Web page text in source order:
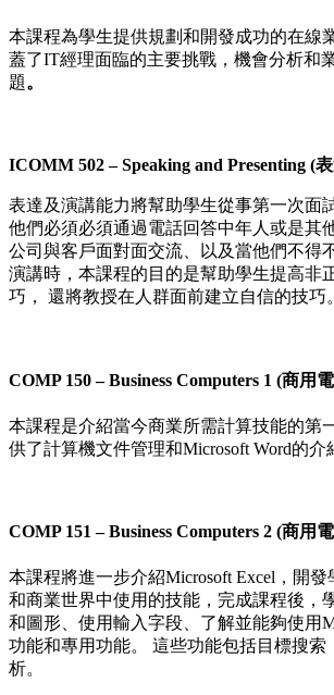
本課程為學生提供規劃和開發成功的在線
蓋了IT經理面臨的主要挑戰，機會分析和
題。
ICOMM 502 – Speaking and Presenting (
表達及演講能力將幫助學生從事第一次面
他們必須必須通過電話回答中年人或是其
公司與客戶面對面交流、以及當他們不得
演講時，本課程的目的是幫助學生提高非
巧， 還將教授在人群面前建立自信的技巧。
COMP 150 – Business Computers 1 (商用
本課程是介紹當今商業所需計算技能的第
供了計算機文件管理和Microsoft Word的介
COMP 151 – Business Computers 2 (商用
本課程將進一步介紹Microsoft Excel，開
和商業世界中使用的技能，完成課程後，
和圖形、使用輸入字段、了解並能夠使用
功能和專用功能。 這些功能包括目標搜索
析。